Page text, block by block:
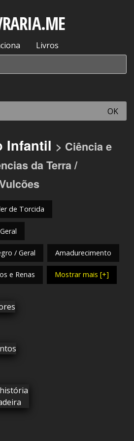
Livros
OK
Infantil > Ciência e
da Terra /
de Torcida
/ Geral Amadurecimento
e Renas Mostrar mais [+]